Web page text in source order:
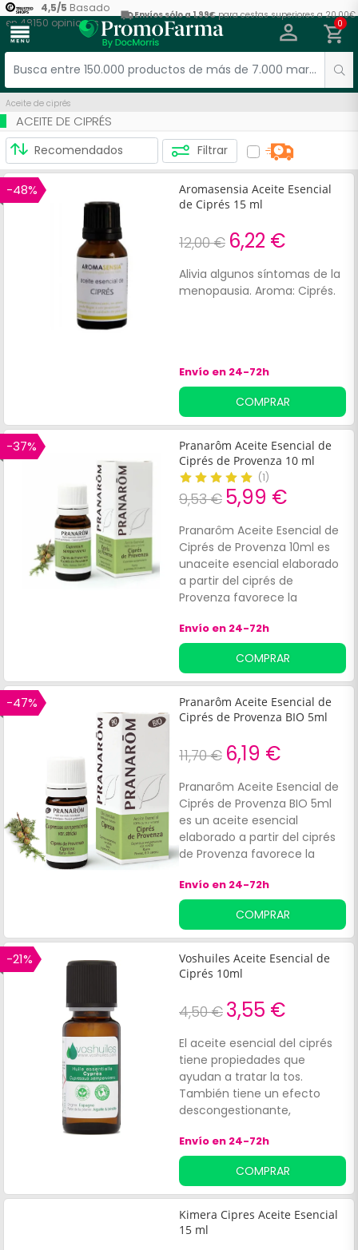
4,5/5 Basado
en48150 opiniones
Envíos sólo a 1,99€para cestas superiores a 20,00€
menu 0
Aceite de ciprés
ACEITE DE CIPRÉS
Filtrar
-48%
Aromasensia Aceite Esencial
de Ciprés 15 ml
12,00 € 6,22 €
Alivia algunos síntomas de la
menopausia. Aroma: Ciprés.
Envío en 24-72h
COMPRAR
-37%
Pranarôm Aceite Esencial de
Ciprés de Provenza 10 ml
(1)
9,53 € 5,99 €
Pranarôm Aceite Esencial de
Ciprés de Provenza 10ml es
unaceite esencial elaborado
a partir del ciprés de
Provenza favorece la
arterial, y ayuda con
problemas como las piernas
pesadas o del sistema
circulatorio. También puede
favorecer el resultado de
tratamientos contra varices,
hemorroides al poder
utilizarse como tratamiento
drenante y tonificante.
Envío en 24-72h
COMPRAR
-47%
Pranarôm Aceite Esencial de
Ciprés de Provenza BIO 5ml
11,70 € 6,19 €
Pranarôm Aceite Esencial de
Ciprés de Provenza BIO 5ml
es un aceite esencial
elaborado a partir del ciprés
de Provenza favorece la
arterial, y ayuda con
problemas como las piernas
pesadas o del sistema
circulatorio. También puede
favorecer el resultado de
tratamientos contra varices,
hemorroides al poder
utilizarse como tratamiento
drenante y tonificante.
Envío en 24-72h
COMPRAR
-21%
Voshuiles Aceite Esencial de
Ciprés 10ml
4,50 € 3,55 €
El aceite esencial del ciprés
tiene propiedades que
ayudan a tratar la tos.
También tiene un efecto
descongestionante,
venosa y linfática, por ello es
ideal para tratar las piernas
pesadas, la retención de
agua, la pereza intestinal.
Tiene cualidades para tratar
la congestión de la próstata y
Envío en 24-72h
COMPRAR
Kimera Cipres Aceite Esencial
15 ml